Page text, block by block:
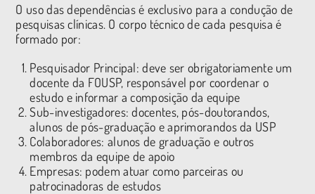
O uso das dependências é exclusivo para a condução de
pesquisas clínicas. O corpo técnico de cada pesquisa é
formado por:
Pesquisador Principal: deve ser obrigatoriamente um
docente da FOUSP, responsável por coordenar o
estudo e informar a composição da equipe
Sub-investigadores: docentes, pós-doutorandos,
alunos de pós-graduação e aprimorandos da USP
Colaboradores: alunos de graduação e outros
membros da equipe de apoio
Empresas: podem atuar como parceiras ou
patrocinadoras de estudos